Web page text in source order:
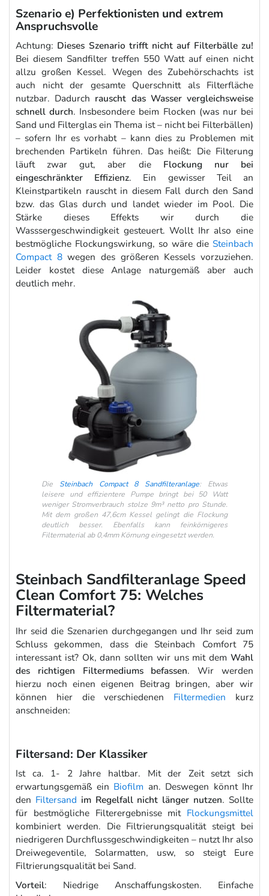
Szenario e) Perfektionisten und extrem
Anspruchsvolle
Achtung: Dieses Szenario trifft nicht auf Filterbälle zu!
Bei diesem Sandfilter treffen 550 Watt auf einen nicht
allzu großen Kessel. Wegen des Zubehörschachts ist
auch nicht der gesamte Querschnitt als Filterfläche
nutzbar. Dadurch rauscht das Wasser vergleichsweise
schnell durch. Insbesondere beim Flocken (was nur bei
Sand und Filterglas ein Thema ist – nicht bei Filterbällen)
– sofern Ihr es vorhabt – kann dies zu Problemen mit
brechenden Partikeln führen. Das heißt: Die Filterung
läuft zwar gut, aber die Flockung nur bei
eingeschränkter Effizienz. Ein gewisser Teil an
Kleinstpartikeln rauscht in diesem Fall durch den Sand
bzw. das Glas durch und landet wieder im Pool. Die
Stärke dieses Effekts wir durch die
Wasssergeschwindigkeit gesteuert. Wollt Ihr also eine
bestmögliche Flockungswirkung, so wäre die Steinbach
Compact 8wegen des größeren Kessels vorzuziehen.
Leider kostet diese Anlage naturgemäß aber auch
deutlich mehr.
Die Steinbach Compact 8 Sandfilteranlage: Etwas
leisere und effizientere Pumpe bringt bei 50 Watt
weniger Stromverbrauch stolze 9m³ netto pro Stunde.
Mit dem großen 47,6cm Kessel gelingt die Flockung
deutlich besser. Ebenfalls kann feinkörnigeres
Filtermaterial ab 0,4mm Körnung eingesetzt werden.
Steinbach Sandfilteranlage Speed
Clean Comfort 75: Welches
Filtermaterial?
Ihr seid die Szenarien durchgegangen und Ihr seid zum
Schluss gekommen, dass die Steinbach Comfort 75
interessant ist? Ok, dann sollten wir uns mit dem Wahl
des richtigen Filtermediums befassen. Wir werden
hierzu noch einen eigenen Beitrag bringen, aber wir
können hier die verschiedenen Filtermedien kurz
anschneiden:
Filtersand: Der Klassiker
Ist ca. 1- 2 Jahre haltbar. Mit der Zeit setzt sich
erwartungsgemäß ein Biofilm an. Deswegen könnt Ihr
den Filtersand im Regelfall nicht länger nutzen. Sollte
für bestmögliche Filterergebnisse mit Flockungsmittel
kombiniert werden. Die Filtrierungsqualität steigt bei
niedrigeren Durchflussgeschwindigkeiten – nutzt Ihr also
Dreiwegeventile, Solarmatten, usw, so steigt Eure
Filtrierungsqualität bei Sand.
Vorteil: Niedrige Anschaffungskosten. Einfache